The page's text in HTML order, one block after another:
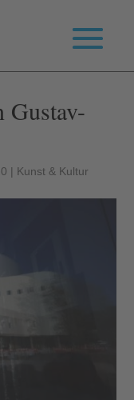
Gustav-
| Kunst & Kultur